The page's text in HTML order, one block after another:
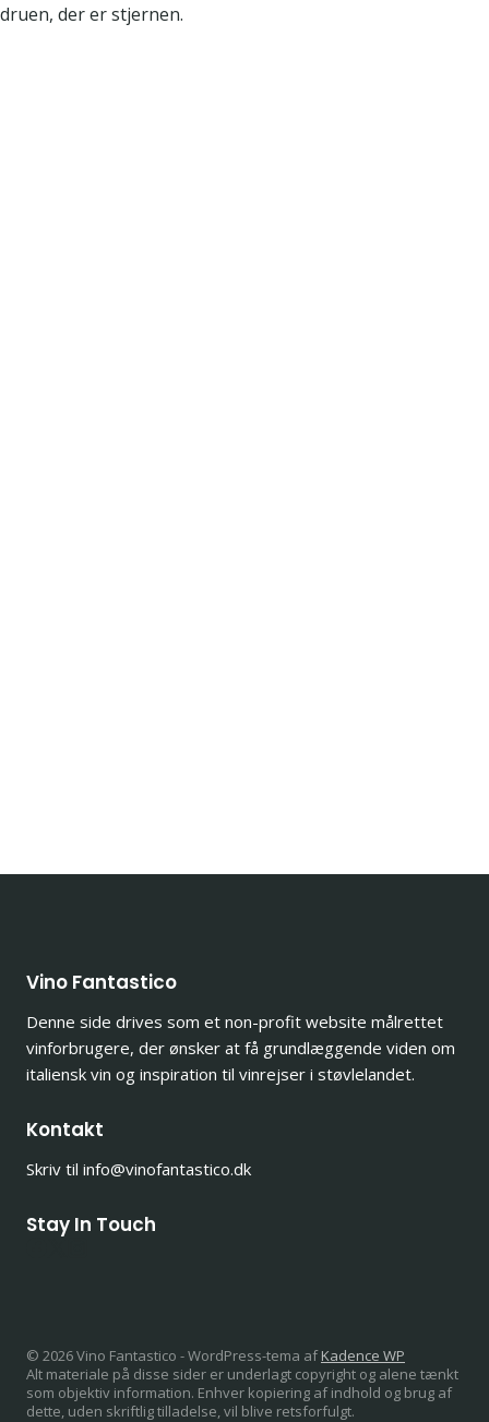
druen, der er stjernen.
Vino Fantastico
Denne side drives som et non-profit website målrettet
vinforbrugere, der ønsker at få grundlæggende viden om
italiensk vin og inspiration til vinrejser i støvlelandet.
Kontakt
Skriv til info@vinofantastico.dk
Stay In Touch
© 2026 Vino Fantastico - WordPress-tema afKadence WP
Alt materiale på disse sider er underlagt copyright og alene tænkt
som objektiv information. Enhver kopiering af indhold og brug af
dette, uden skriftlig tilladelse, vil blive retsforfulgt.